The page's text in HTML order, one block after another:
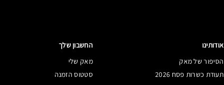
אודותינו
הסיפור של מאק
תעודת כשרות פסח 2026
החשבון שלך
מאק שלי
סטטוס הזמנה